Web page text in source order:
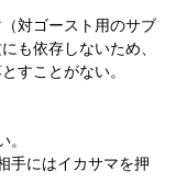
対ゴースト用のサブ
も依存しないため、
すことがない。
。
手にはイカサマを押